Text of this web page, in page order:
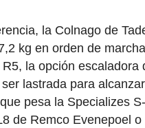
la Colnago de
kg en orden de
R5, la opción escaladora
lastrada para
pesa la Specializes
de Remco Evenepoel o